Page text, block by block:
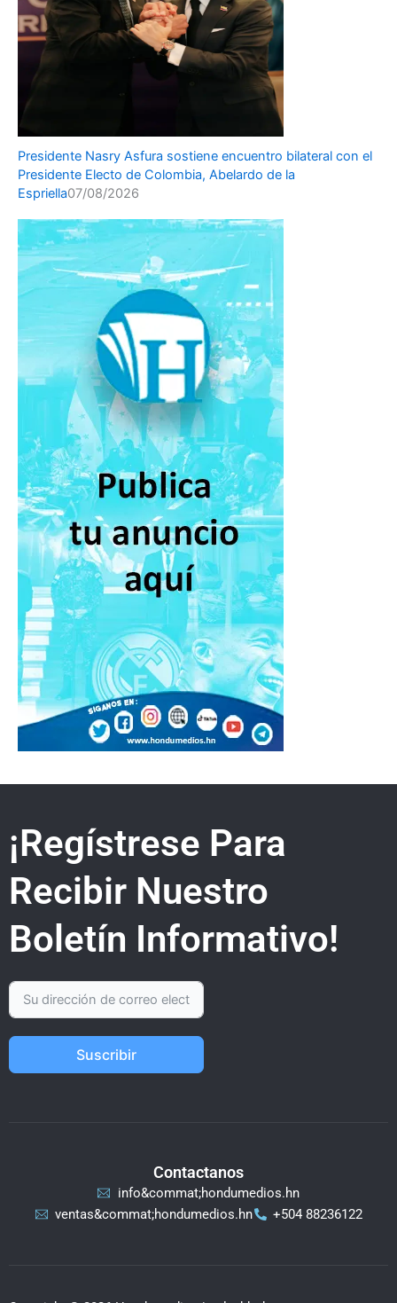
Presidente Nasry Asfura sostiene encuentro bilateral con el
Presidente Electo de Colombia, Abelardo de la
Espriella07/08/2026
¡Regístrese Para
Recibir Nuestro
Boletín Informativo!
Suscribir
Contactanos
info&commat;hondumedios.hn
ventas&commat;hondumedios.hn
+504 88236122